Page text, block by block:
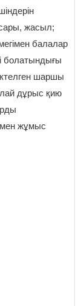
жасыл;
балалар
болатындығы
шаршы
дұрыс қию
жұмыс